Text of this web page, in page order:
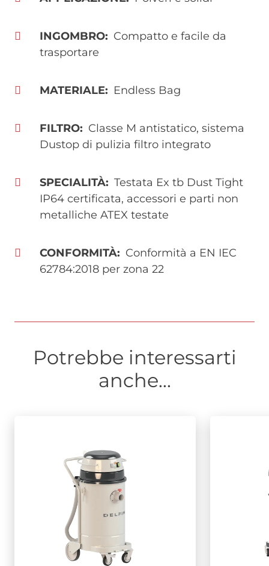
INGOMBRO
Compatto e facile da
trasportare
MATERIALE Endless Bag
FILTRO
Classe M antistatico, sistema
Dustop di pulizia filtro integrato
SPECIALITÀ
Testata Ex tb Dust Tight
IP64 certificata, accessori e parti non
metalliche ATEX testate
CONFORMITÀ
Conformità a EN IEC
62784:2018 per zona 22
Potrebbe interessarti
anche...